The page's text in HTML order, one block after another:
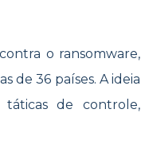
o ransomware,
de 36 países. A ideia
de controle,